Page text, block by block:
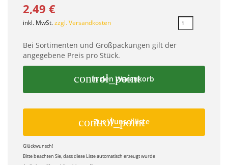
2,49 €
inkl. MwSt.zzgl. Versandkosten
Bei Sortimenten und Großpackungen gilt der
angegebene Preis pro Stück.
control_point
In den Warenkorb
control_point
Zur Wunschliste
Glückwunsch!
Bitte beachten Sie, dass diese Liste automatisch erzeugt wurde